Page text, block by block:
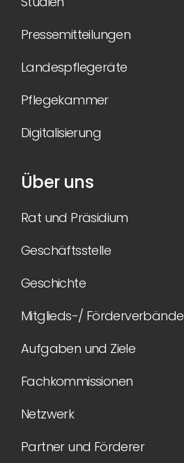
Pressemitteilungen
Landespflegeräte
Pflegekammer
Digitalisierung
Über uns
Rat und Präsidium
Geschäftsstelle
Geschichte
Mitglieds-/ Förderverbände
Aufgaben und Ziele
Fachkommissionen
Netzwerk
Partner und Förderer